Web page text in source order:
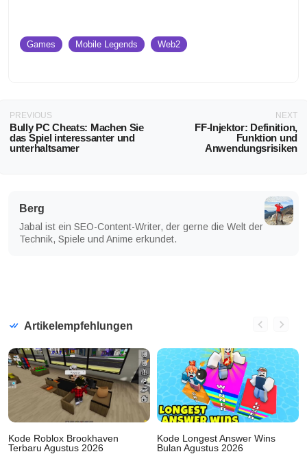
Games Mobile Legends Web2
PREVIOUS
Bully PC Cheats: Machen Sie
das Spiel interessanter und
unterhaltsamer
NEXT
FF-Injektor: Definition,
Funktion und
Anwendungsrisiken
Berg
Jabal ist ein SEO-Content-Writer, der gerne die Welt der
Technik, Spiele und Anime erkundet.
Artikelempfehlungen
Kode Roblox Brookhaven
Terbaru Agustus 2026
Kode Longest Answer Wins
Bulan Agustus 2026